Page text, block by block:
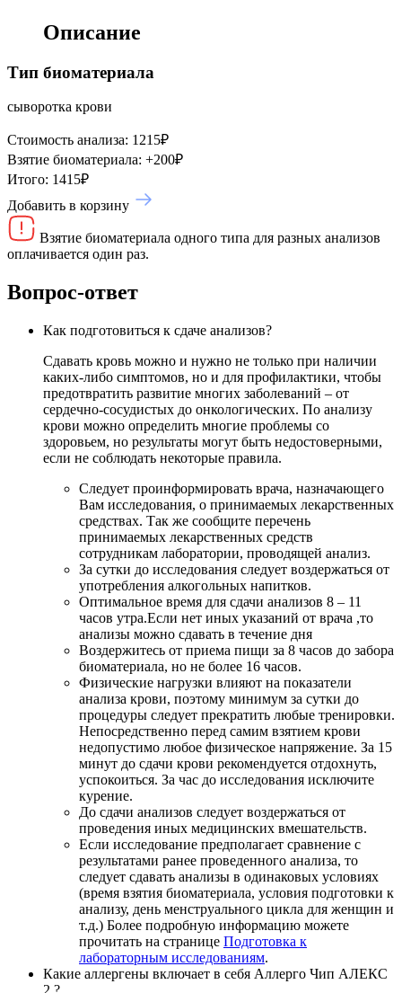
Описание
Тип биоматериала
сыворотка крови
Стоимость анализа: 1215₽
Взятие биоматериала: +200₽
Итого: 1415₽
Добавить в корзину
Взятие биоматериала одного типа для разных анализов
оплачивается один раз.
Вопрос-ответ
Как подготовиться к сдаче анализов?
Сдавать кровь можно и нужно не только при наличии
каких-либо симптомов, но и для профилактики, чтобы
предотвратить развитие многих заболеваний – от
сердечно-сосудистых до онкологических. По анализу
крови можно определить многие проблемы со
здоровьем, но результаты могут быть недостоверными,
если не соблюдать некоторые правила.
Следует проинформировать врача, назначающего
Вам исследования, о принимаемых лекарственных
средствах. Так же сообщите перечень
принимаемых лекарственных средств
сотрудникам лаборатории, проводящей анализ.
За сутки до исследования следует воздержаться от
употребления алкогольных напитков.
Оптимальное время для сдачи анализов 8 – 11
часов утра.Если нет иных указаний от врача ,то
анализы можно сдавать в течение дня
Воздержитесь от приема пищи за 8 часов до забора
биоматериала, но не более 16 часов.
Физические нагрузки влияют на показатели
анализа крови, поэтому минимум за сутки до
процедуры следует прекратить любые тренировки.
Непосредственно перед самим взятием крови
недопустимо любое физическое напряжение. За 15
минут до сдачи крови рекомендуется отдохнуть,
успокоиться. За час до исследования исключите
курение.
До сдачи анализов следует воздержаться от
проведения иных медицинских вмешательств.
Если исследование предполагает сравнение с
результатами ранее проведенного анализа, то
следует сдавать анализы в одинаковых условиях
(время взятия биоматериала, условия подготовки к
анализу, день менструального цикла для женщин и
т.д.) Более подробную информацию можете
прочитать на странице Подготовка к
лабораторным исследованиям.
Какие аллергены включает в себя Аллерго Чип АЛЕКС